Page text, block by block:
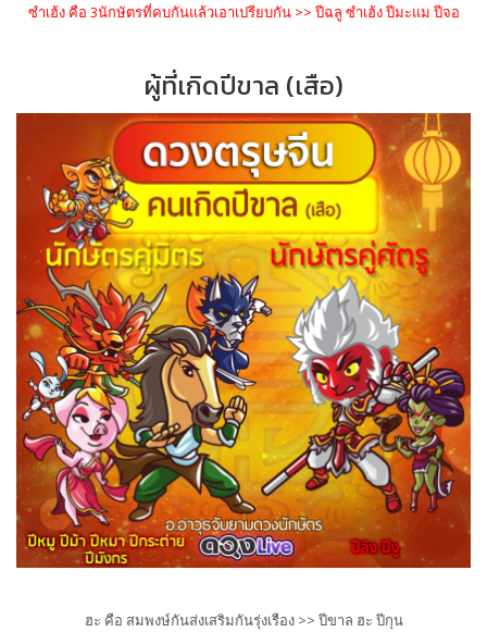
ซำเฮ้ง คือ 3นักษัตรที่คบกันแล้วเอาเปรียบกัน >> ปีฉลู ซำเฮ้ง ปีมะแม ปีจอ
ผู้ที่เกิดปีขาล (เสือ)
ฮะ คือ สมพงษ์กันส่งเสริมกันรุ่งเรือง >> ปีขาล ฮะ ปีกุน